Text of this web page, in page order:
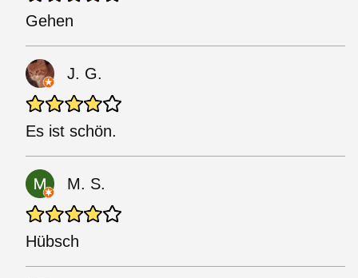
Gehen
J. G.
Es ist schön.
M. S.
Hübsch